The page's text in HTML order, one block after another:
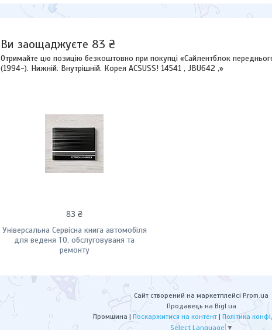
Ви заощаджуєте 83 ₴
Отримайте цю позицію безкоштовно при покупці «Сайлентблок
(1994-). Нижній. Внутрішній. Корея ACSUSS! 14541 , JBU642 ,»
83 ₴
Універсальна Сервісна книга автомобіля
для веденя ТО, обслуговуваня та
ремонту
Сайт створений на маркетплейсіProm.ua
Продавець на Bigl.ua
Промшина | Поскаржитися на контент | Політика
Select Language ▼